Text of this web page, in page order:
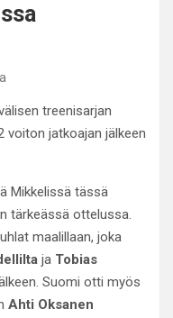
treenisarjan
voiton jatkoajan jälkeen
Mikkelissä tässä
tärkeässä ottelussa.
maalillaan, joka
ja Tobias
Suomi otti myös
Ahti Oksanen